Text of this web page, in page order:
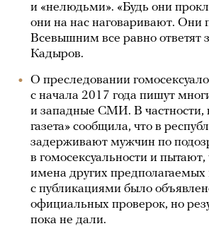
и «нелюдьми». «Будь они
они на нас наговаривают. Они
Всевышним все равно ответят
Кадыров.
О преследовании
с начала 2017 года пишут
и западные СМИ. В частности,
газета» сообщила, что в
задерживают мужчин по
в гомосексуальности и пытают,
имена других предполагаемых
с публикациями было
официальных проверок, но
пока не дали.